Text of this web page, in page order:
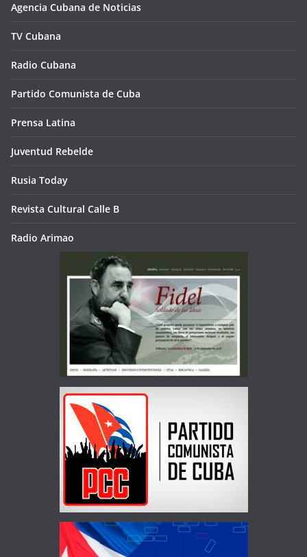
Agencia Cubana de Noticias
TV Cubana
Radio Cubana
Partido Comunista de Cuba
Prensa Latina
Juventud Rebelde
Rusia Today
Revista Cultural Calle B
Radio Arimao